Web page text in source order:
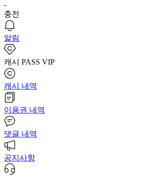
-
충전
알림
캐시 PASS VIP
캐시 내역
이용권 내역
댓글 내역
공지사항